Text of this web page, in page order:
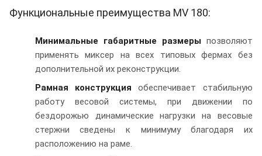
Функциональные преимущества MV 180:
Минимальные габаритные размерыпозволяют
применять миксер на всех типовых фермах без
дополнительной их реконструкции.
Рамная конструкция обеспечивает стабильную
работу весовой системы, при движении по
бездорожью динамические нагрузки на весовые
стержни сведены к минимуму благодаря их
расположению на раме.